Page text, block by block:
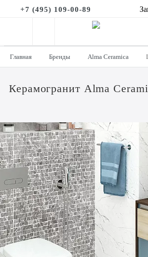
+7 (495) 109-00-89
Главная Бренды Alma Ceramica
Керамогранит Alma